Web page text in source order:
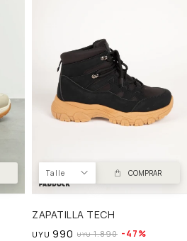
Talle COMPRAR
ZAPATILLA TECH
UYU 990 UYU 1.890 47